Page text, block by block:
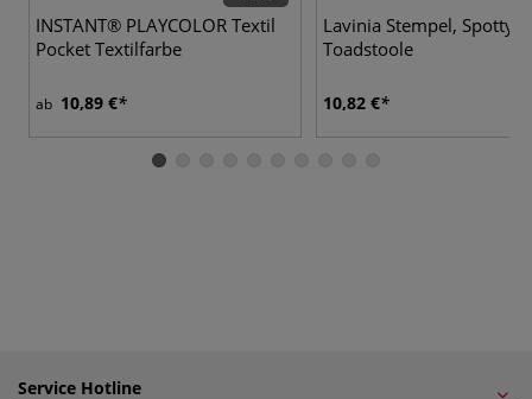
INSTANT® PLAYCOLOR Textil
Pocket Textilfarbe
ab 10,89 €
Lavinia Stempel, Spotty
Toadstoole
10,82 €
Service Hotline